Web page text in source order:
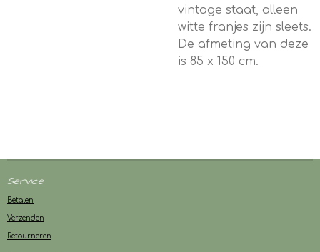
vintage staat, alleen
witte franjes zijn sleets.
De afmeting van deze
is 85 x 150 cm.
Service
Betalen
Verzenden
Retourneren